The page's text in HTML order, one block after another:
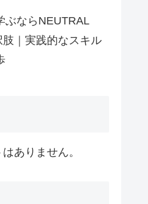
ぶならNEUTRAL
｜実践的なスキル
ありません。